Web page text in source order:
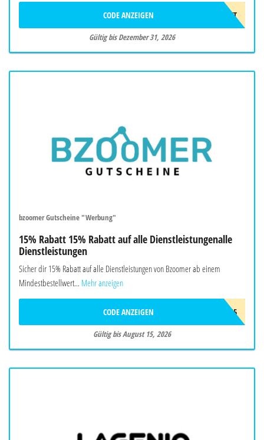
10%GESCHENKT
CODE ANZEIGEN
Gültig bis Dezember 31, 2026
bzoomer Gutscheine "Werbung"
15% Rabatt 15% Rabatt auf alle Dienstleistungenalle
Dienstleistungen
Sicher dir 15% Rabatt auf alle Dienstleistungen von Bzoomer ab einem
Mindestbestellwert... Mehr anzeigen
SMR15
CODE ANZEIGEN
Gültig bis August 15, 2026